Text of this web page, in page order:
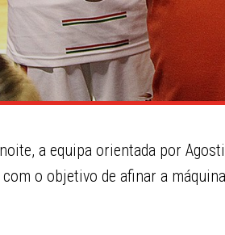
a equipa orientada por
o objetivo de afinar a